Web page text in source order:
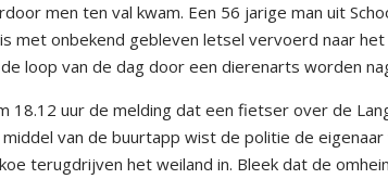
men ten val kwam. Een 56 jarige man uit
met onbekend gebleven letsel vervoerd naar
loop van de dag door een dierenarts worden
18.12 uur de melding dat een fietser over de
van de buurtapp wist de politie de
terugdrijven het weiland in. Bleek dat de